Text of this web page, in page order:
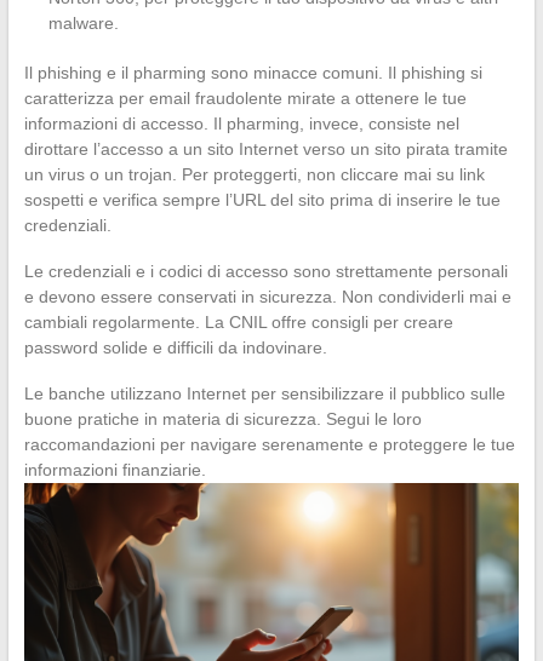
malware.
Il phishing e il pharming sono minacce comuni. Il phishing si
caratterizza per email fraudolente mirate a ottenere le tue
informazioni di accesso. Il pharming, invece, consiste nel
dirottare l’accesso a un sito Internet verso un sito pirata tramite
un virus o un trojan. Per proteggerti, non cliccare mai su link
sospetti e verifica sempre l’URL del sito prima di inserire le tue
credenziali.
Le credenziali e i codici di accesso sono strettamente personali
e devono essere conservati in sicurezza. Non condividerli mai e
cambiali regolarmente. La CNIL offre consigli per creare
password solide e difficili da indovinare.
Le banche utilizzano Internet per sensibilizzare il pubblico sulle
buone pratiche in materia di sicurezza. Segui le loro
raccomandazioni per navigare serenamente e proteggere le tue
informazioni finanziarie.